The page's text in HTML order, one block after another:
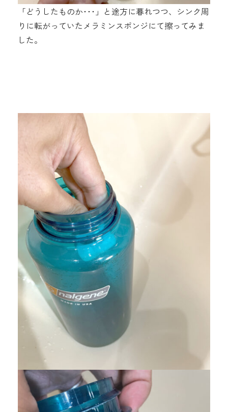
「どうしたものか･･･」と途方に暮れつつ、シンク周
りに転がっていたメラミンスポンジにて擦ってみま
した。